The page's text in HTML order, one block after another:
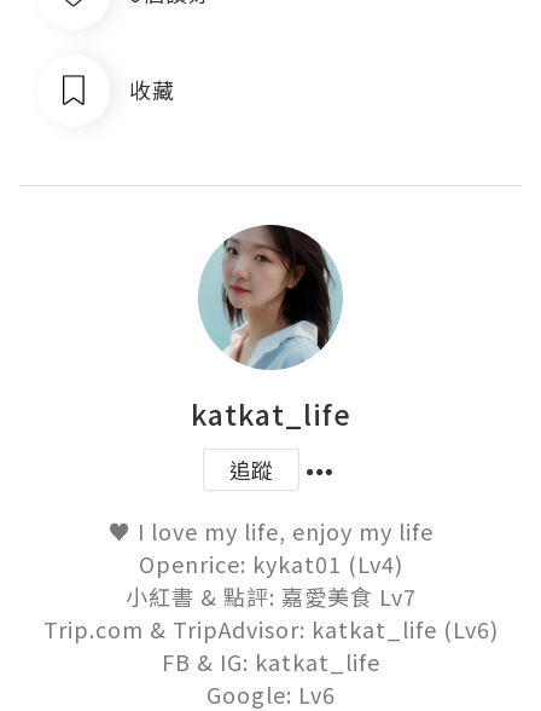
收藏
katkat_life
追蹤
♥ I love my life, enjoy my life
Openrice: kykat01 (Lv4)
小紅書 & 點評: 嘉愛美食 Lv7
Trip.com & TripAdvisor: katkat_life (Lv6)
FB & IG: katkat_life
Google: Lv6